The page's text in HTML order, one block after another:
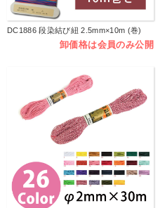
DC1886 段染結び紐 2.5mm×10m (巻)
卸価格は会員のみ公開